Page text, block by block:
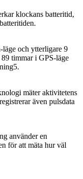
klockans batteritid,
och ytterligare 9
timmar i GPS-läge
mäter aktivitetens
även pulsdata
använder en
för att mäta hur väl